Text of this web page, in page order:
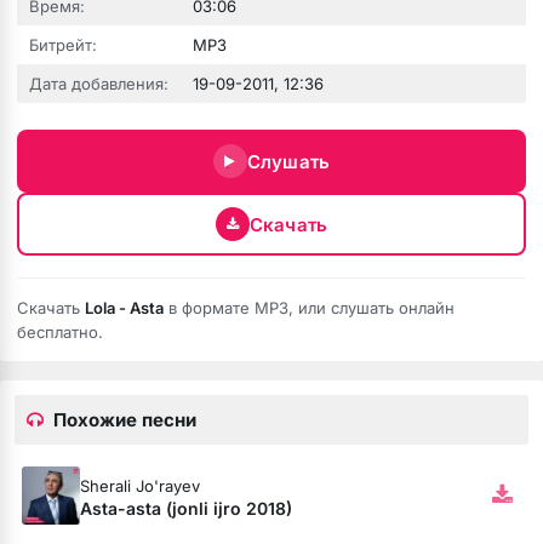
Время:
03:06
Битрейт:
MP3
Дата добавления:
19-09-2011, 12:36
Слушать
Скачать
Скачать Lola - Asta в формате MP3, или слушать онлайн
бесплатно.
Похожие песни
Sherali Jo'rayev
Asta-asta (jonli ijro 2018)